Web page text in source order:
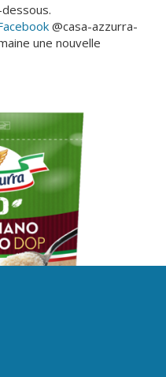
@casa-azzurra-
une nouvelle